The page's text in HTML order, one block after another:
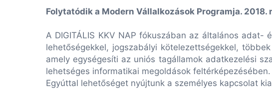
Folytatódik a Modern Vállalkozások Programja.
A DIGITÁLIS KKV NAP fókuszában az általános
lehetőségekkel, jogszabályi kötelezettségekkel,
amely egységesíti az uniós tagállamok adatkezelési
lehetséges informatikai megoldások feltérképezésében.
Egyúttal lehetőséget nyújtunk a személyes kapcsolat